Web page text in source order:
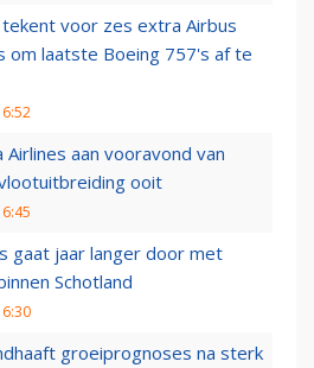
tekent voor zes extra Airbus
om laatste Boeing 757's af te
Airlines aan vooravond van
ooit
gaat jaar langer door met
Schotland
groeiprognoses na sterk